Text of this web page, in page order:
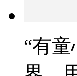
“有